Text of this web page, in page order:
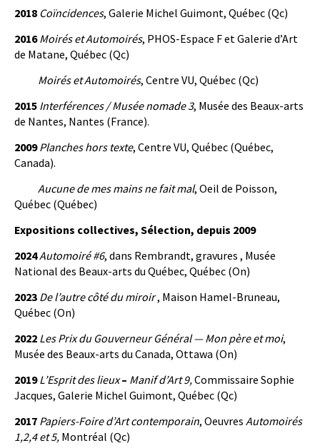
2018 Coïncidences, Galerie Michel Guimont, Québec (Qc)
2016Moirés et Automoirés, PHOS-Espace F et Galerie d’Art
de Matane, Québec (Qc)
Moirés et Automoirés, Centre VU, Québec (Qc)
2015 Interférences / Musée nomade 3, Musée des Beaux-arts
de Nantes, Nantes (France).
2009Planches hors texte, Centre VU, Québec (Québec,
Canada).
Aucune de mes mains ne fait mal, Oeil de Poisson,
Québec (Québec)
Expositions collectives, Sélection, depuis 2009
2024Automoiré #6, dans Rembrandt, gravures , Musée
National des Beaux-arts du Québec, Québec (On)
2023 De l’autre côté du miroir, Maison Hamel-Bruneau,
Québec (On)
2022 Les Prix du Gouverneur Général — Mon père et moi,
Musée des Beaux-arts du Canada, Ottawa (On)
2019L’Esprit des lieux– Manif d’Art 9,Commissaire Sophie
Jacques, Galerie Michel Guimont, Québec (Qc)
2017 Papiers-Foire d’Art contemporain, Oeuvres Automoirés
1,2,4 et 5, Montréal (Qc)